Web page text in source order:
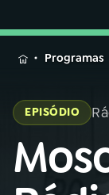
MENU
Buscar
na
Rádio
na
Rádio
Programas
EPISÓDIO